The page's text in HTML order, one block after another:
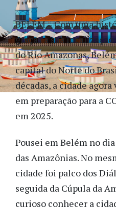
BELÉM – Com uma
graças a sua
do Rio Amazonas,
capital do Norte do
décadas, a cidade
em preparação para a
em 2025.
Pousei em Belém no
das Amazônias. No
cidade foi palco dos
seguida da Cúpula da
curioso conhecer a